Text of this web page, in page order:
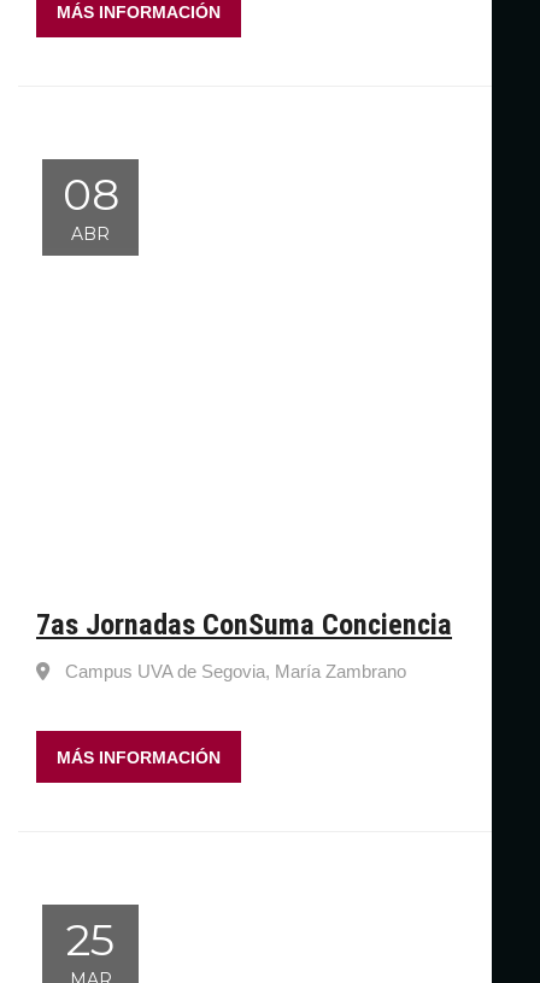
MÁS INFORMACIÓN
08
ABR
7as Jornadas ConSuma Conciencia
Campus UVA de Segovia, María Zambrano
MÁS INFORMACIÓN
25